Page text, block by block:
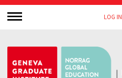
LOG IN